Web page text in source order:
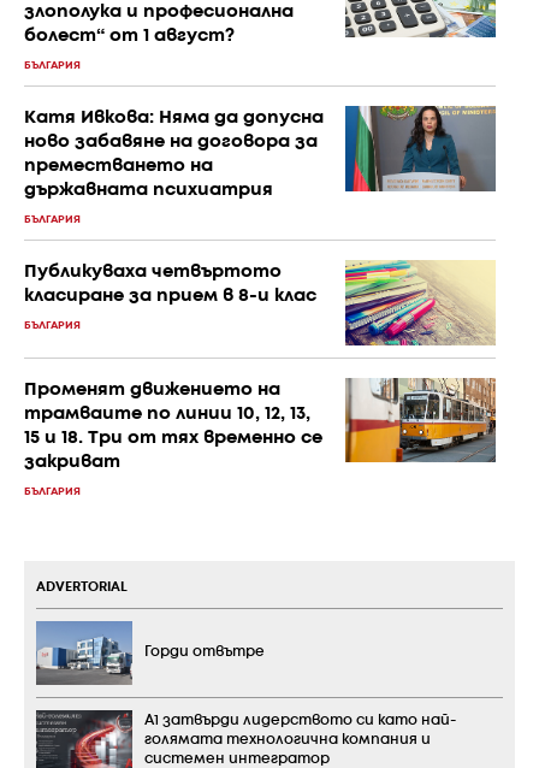
злополука и професионална
болест“ от 1 август?
БЪЛГАРИЯ
Катя Ивкова: Няма да допусна
ново забавяне на договора за
преместването на
държавната психиатрия
БЪЛГАРИЯ
Публикуваха четвъртото
класиране за прием в 8-и клас
БЪЛГАРИЯ
Променят движението на
трамваите по линии 10, 12, 13,
15 и 18. Три от тях временно се
закриват
БЪЛГАРИЯ
ADVERTORIAL
Горди отвътре
А1 затвърди лидерството си като най-
голямата технологична компания и
системен интегратор